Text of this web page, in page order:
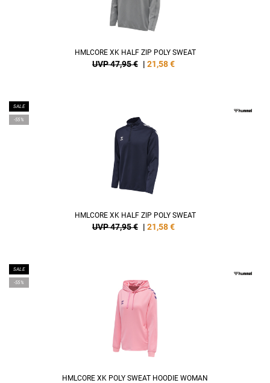
HMLCORE XK HALF ZIP POLY SWEAT
UVP 47,95 € | 21,58€
SALE
-55%
HMLCORE XK HALF ZIP POLY SWEAT
UVP 47,95 € | 21,58€
SALE
-55%
HMLCORE XK POLY SWEAT HOODIE WOMAN